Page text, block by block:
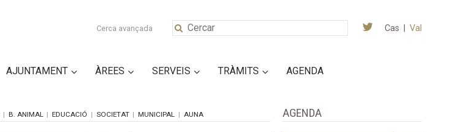
Cerca avançada Cas Val
AJUNTAMENT ÀREES SERVEIS TRÀMITS AGENDA
B. ANIMAL EDUCACIÓ SOCIETAT MUNICIPAL AUNA AGENDA